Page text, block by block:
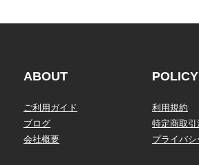
ABOUT
ご利用ガイド
ブログ
会社概要
POLICY
利用規約
特定商取
プライバ